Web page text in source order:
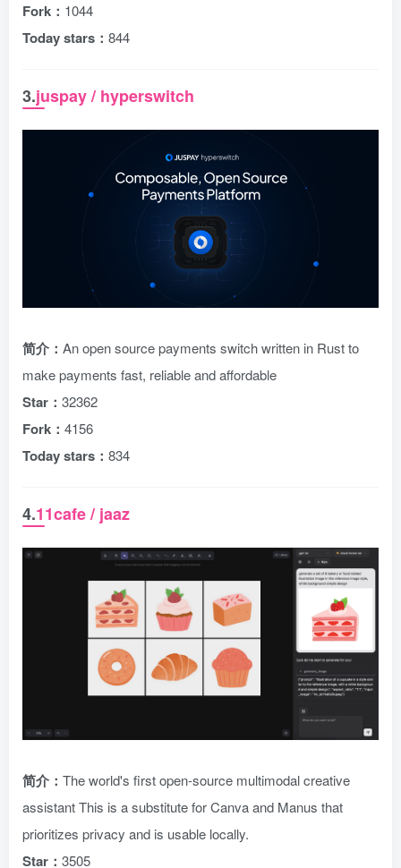
Fork： 1044
Today stars： 844
3.juspay / hyperswitch
简介： An open source payments switch written in Rust to
make payments fast, reliable and affordable
Star： 32362
Fork： 4156
Today stars： 834
4.11cafe / jaaz
简介： The world's first open-source multimodal creative
assistant This is a substitute for Canva and Manus that
prioritizes privacy and is usable locally.
Star： 3505